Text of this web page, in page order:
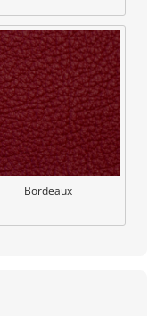
Bordeaux